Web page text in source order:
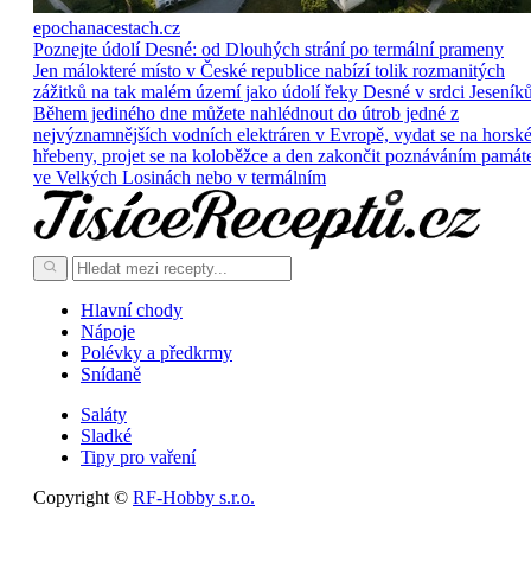
epochanacestach.cz
Poznejte údolí Desné: od Dlouhých strání po termální prameny
Jen málokteré místo v České republice nabízí tolik rozmanitých
zážitků na tak malém území jako údolí řeky Desné v srdci
Během jediného dne můžete nahlédnout do útrob jedné z
nejvýznamnějších vodních elektráren v Evropě, vydat se na horské
hřebeny, projet se na koloběžce a den zakončit poznáváním
ve Velkých Losinách nebo v termálním
Hlavní chody
Nápoje
Polévky a předkrmy
Snídaně
Saláty
Sladké
Tipy pro vaření
Copyright © RF-Hobby s.r.o.